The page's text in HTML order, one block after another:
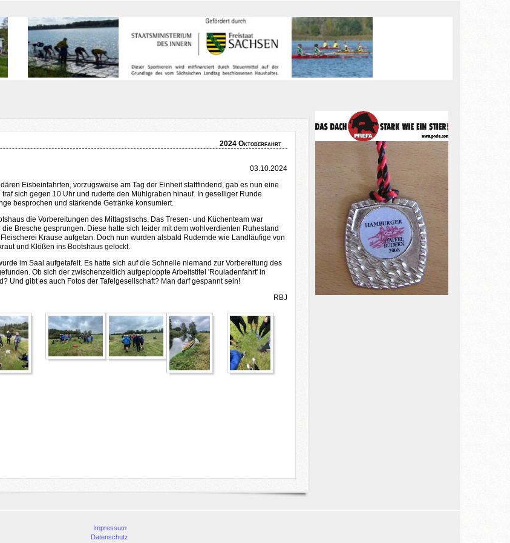
2024 Oktoberfahrt
03.10.2024
Eisbeinfahrten, vorzugsweise am Tag der Einheit stattfindend, gab es nun eine
traf sich gegen 10 Uhr und ruderte den Mühlgraben hinauf. In geselliger Runde
besprochen und stärkende Getränke konsumiert.
die Vorbereitungen des Mittagstischs. Das Tresen- und Küchenteam war
Bresche gesprungen. Diese hatte sich leider mit dem wohlverdienten Ruhestand
Krause aufgetan. Doch nun wurden alsbald Rudernde wie Landläufige von
und Klößen ins Bootshaus gelockt.
im Saal aufgetafelt. Es hatte sich auf die Schnelle niemand zur Vorbereitung des
Ob sich der zwischenzeitlich aufgeploppte Arbeitstitel 'Rouladenfahrt' in
Und gibt es auch Fotos der Tafelgesellschaft? Man darf gespannt sein!
RBJ
Impressum
Datenschutz